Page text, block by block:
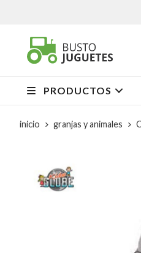
PRODUCTOS
inicio granjas y animales